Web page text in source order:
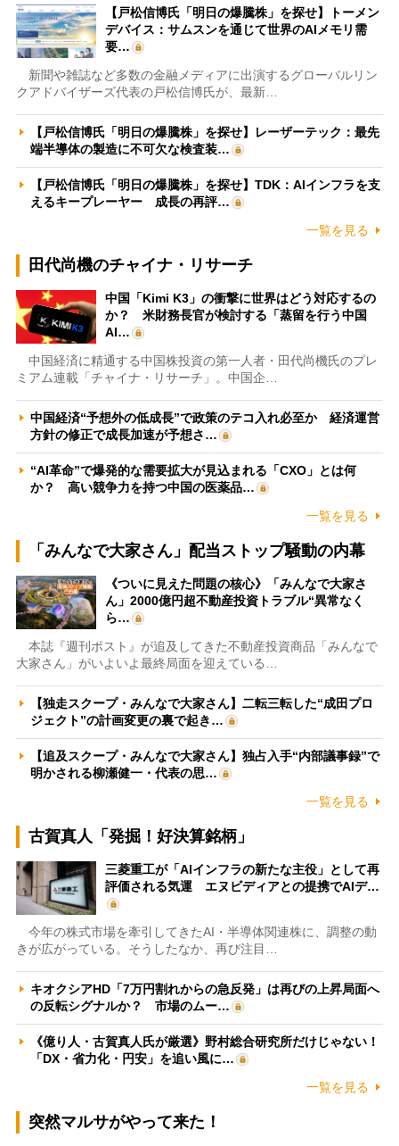
【戸松信博氏「明日の爆騰株」を探せ】トーメン
デバイス：サムスンを通じて世界のAIメモリ需
要…
新聞や雑誌など多数の金融メディアに出演するグローバルリン
クアドバイザーズ代表の戸松信博氏が、最新…
【戸松信博氏「明日の爆騰株」を探せ】レーザーテック：最先
端半導体の製造に不可欠な検査装…
【戸松信博氏「明日の爆騰株」を探せ】TDK：AIインフラを支
えるキープレーヤー 成長の再評…
一覧を見る
田代尚機のチャイナ・リサーチ
中国「Kimi K3」の衝撃に世界はどう対応するの
か？ 米財務長官が検討する「蒸留を行う中国
AI…
中国経済に精通する中国株投資の第一人者・田代尚機氏のプレ
ミアム連載「チャイナ・リサーチ」。中国企…
中国経済“予想外の低成長”で政策のテコ入れ必至か 経済運営
方針の修正で成長加速が予想さ…
“AI革命”で爆発的な需要拡大が見込まれる「CXO」とは何
か？ 高い競争力を持つ中国の医薬品…
一覧を見る
「みんなで大家さん」配当ストップ騒動の内幕
《ついに見えた問題の核心》「みんなで大家さ
ん」2000億円超不動産投資トラブル“異常なく
ら…
本誌『週刊ポスト』が追及してきた不動産投資商品「みんなで
大家さん」がいよいよ最終局面を迎えている…
【独走スクープ・みんなで大家さん】二転三転した“成田プロ
ジェクト”の計画変更の裏で起き…
【追及スクープ・みんなで大家さん】独占入手“内部議事録”で
明かされる柳瀬健一・代表の思…
一覧を見る
古賀真人「発掘！好決算銘柄」
三菱重工が「AIインフラの新たな主役」として再
評価される気運 エヌビディアとの提携でAIデ…
今年の株式市場を牽引してきたAI・半導体関連株に、調整の動
きが広がっている。そうしたなか、再び注目…
キオクシアHD「7万円割れからの急反発」は再びの上昇局面へ
の反転シグナルか？ 市場のムー…
《億り人・古賀真人氏が厳選》野村総合研究所だけじゃない！
「DX・省力化・円安」を追い風に…
一覧を見る
突然マルサがやって来た！